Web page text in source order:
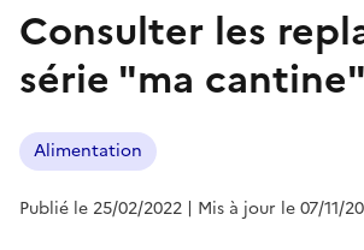
Consulter les
série "ma cantine"
Alimentation
Publié le 25/02/2022 | Mis à jour le 07/11/